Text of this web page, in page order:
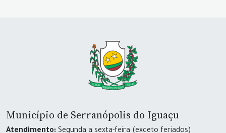
Município de Serranópolis do Iguaçu
Atendimento: Segunda a sexta-feira (exceto feriados)